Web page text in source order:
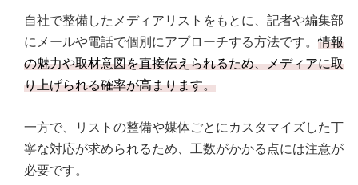
自社で整備したメディアリストをもとに、記者や編集部
にメールや電話で個別にアプローチする方法です。情報
の魅力や取材意図を直接伝えられるため、メディアに取
り上げられる確率が高まります。
一方で、リストの整備や媒体ごとにカスタマイズした丁
寧な対応が求められるため、工数がかかる点には注意が
必要です。